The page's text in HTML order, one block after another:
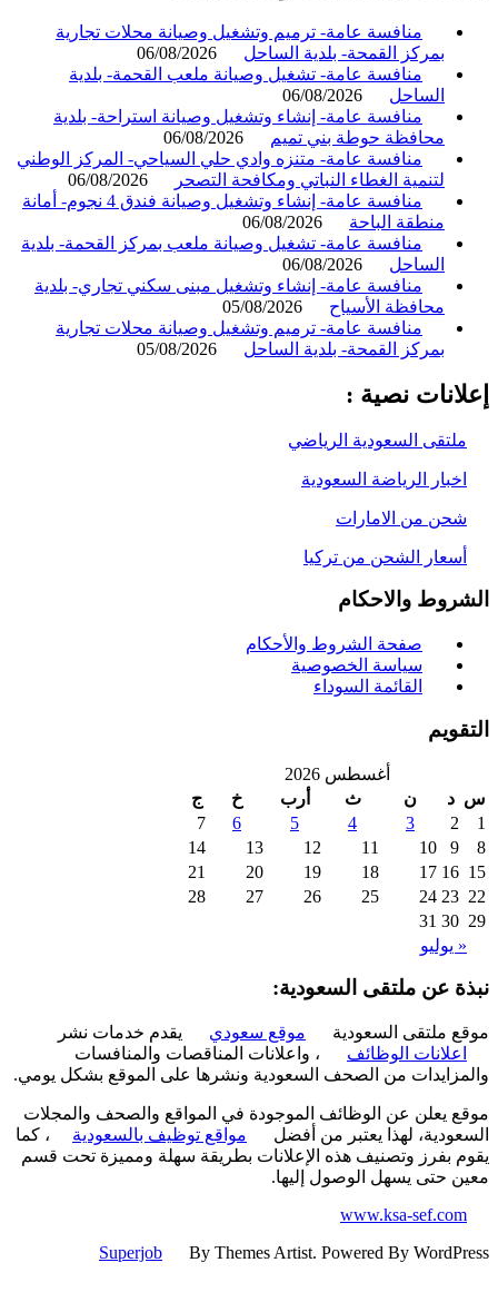
منافسة عامة- ترميم وتشغيل وصيانة محلات تجارية
بمركز القمحة- بلدية الساحل
06/08/2026
منافسة عامة- تشغيل وصيانة ملعب القحمة- بلدية
الساحل
06/08/2026
منافسة عامة- إنشاء وتشغيل وصيانة استراحة- بلدية
محافظة حوطة بني تميم
06/08/2026
منافسة عامة- متنزه وادي حلي السياحي- المركز الوطني
لتنمية الغطاء النباتي ومكافحة التصحر
06/08/2026
منافسة عامة- إنشاء وتشغيل وصيانة فندق 4 نجوم- أمانة
منطقة الباحة
06/08/2026
منافسة عامة- تشغيل وصيانة ملعب بمركز القحمة- بلدية
الساحل
06/08/2026
منافسة عامة- إنشاء وتشغيل مبنى سكني تجاري- بلدية
محافظة الأسياح
05/08/2026
منافسة عامة- ترميم وتشغيل وصيانة محلات تجارية
بمركز القمحة- بلدية الساحل
05/08/2026
نصية :
السعودية الرياضي
الرياضة السعودية
من الامارات
الشحن من تركيا
والاحكام
صفحة الشروط والأحكام
سياسة الخصوصية
القائمة السوداء
أغسطس 2026
د
ن
ج
7
10
16
17
23
24
30
31
يوليو
عن ملتقى السعودية:
ملتقى السعودية موقع سعودي
يقدم خدمات نشر
الوظائف
، واعلانات المناقصات والمنافسات
من الصحف السعودية ونشرها على الموقع بشكل يومي.
يعلن عن الوظائف الموجودة في المواقع والصحف والمجلات
لهذا يعتبر من أفضل
مواقع توظيف بالسعودية
، كما
بفرز وتصنيف هذه الإعلانات بطريقة سهلة ومميزة تحت قسم
حتى يسهل الوصول إليها.
www.ksa-
Superjob
By Themes Artist. Powered By